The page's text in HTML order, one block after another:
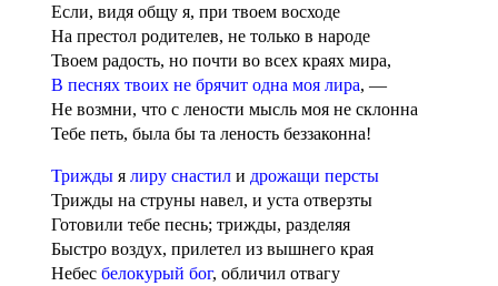
Если, видя общу я, при твоем восходе
На престол родителев, не только в народе
Твоем радость, но почти во всех краях мира,
В песнях твоих не брячит одна моя лира, —
Не возмни, что с лености мысль моя не склонна
Тебе петь, была бы та леность беззаконна!
Трижды я лиру снастил и дрожащи персты
Трижды на струны навел, и уста отверзты
Готовили тебе песнь; трижды, разделяя
Быстро воздух, прилетел из вышнего края
Небес белокурый бог, обличил отвагу